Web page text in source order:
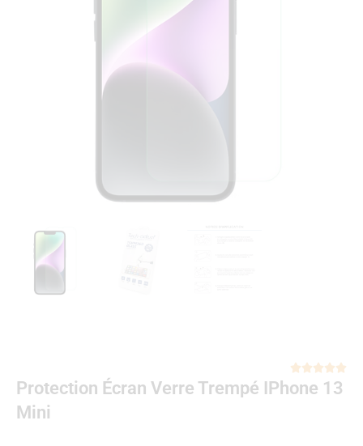

Protection Écran Verre Trempé IPhone 13
Mini